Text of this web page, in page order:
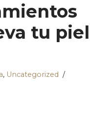
tu piel
, Uncategorized